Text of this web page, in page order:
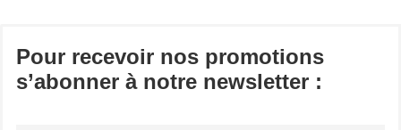
Pour recevoir nos promotions
s’abonner à notre newsletter :